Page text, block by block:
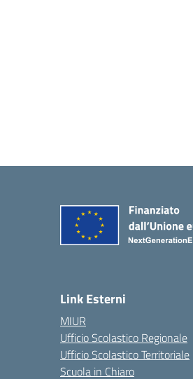
Link Esterni
MIUR
Ufficio Scolastico Regionale
Ufficio Scolastico Territoriale
Scuola in Chiaro